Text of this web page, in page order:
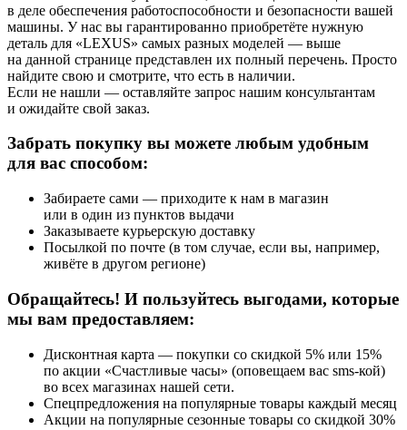
в деле обеспечения работоспособности и безопасности вашей
машины. У нас вы гарантированно приобретёте нужную
деталь для «LEXUS» самых разных моделей — выше
на данной странице представлен их полный перечень. Просто
найдите свою и смотрите, что есть в наличии.
Если не нашли — оставляйте запрос нашим консультантам
и ожидайте свой заказ.
Забрать покупку вы можете любым удобным
для вас способом:
Забираете сами — приходите к нам в магазин
или в один из пунктов выдачи
Заказываете курьерскую доставку
Посылкой по почте (в том случае, если вы, например,
живёте в другом регионе)
Обращайтесь! И пользуйтесь выгодами, которые
мы вам предоставляем:
Дисконтная карта — покупки со скидкой 5% или 15%
по акции «Счастливые часы» (оповещаем вас sms-кой)
во всех магазинах нашей сети.
Спецпредложения на популярные товары каждый месяц
Акции на популярные сезонные товары со скидкой 30%